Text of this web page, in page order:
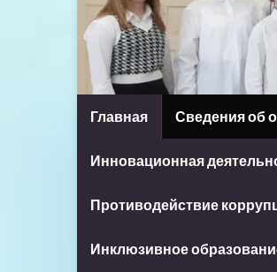
Главная Сведения об
Инновационная
Противодействие
Инклюзивное